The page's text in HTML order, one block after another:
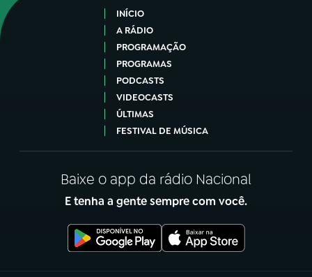
INÍCIO
A RÁDIO
PROGRAMAÇÃO
PROGRAMAS
PODCASTS
VIDEOCASTS
ÚLTIMAS
FESTIVAL DE MÚSICA
Baixe o app da rádio Nacional
E tenha a gente sempre com você.